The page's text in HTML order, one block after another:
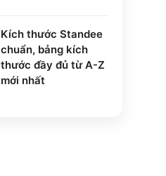
Kích thước Standee
chuẩn, bảng kích
thước đầy đủ từ A-Z
mới nhất